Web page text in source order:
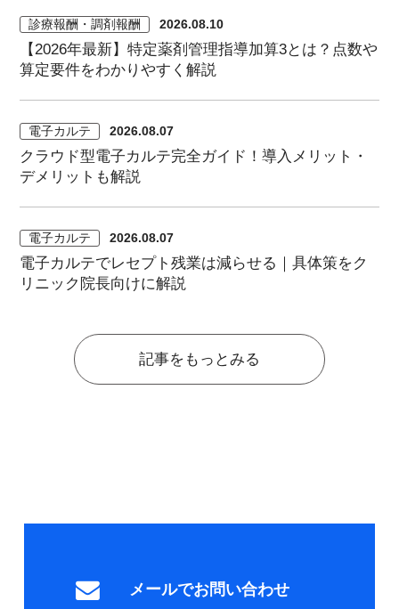
診療報酬・調剤報酬 2026.08.10
【2026年最新】特定薬剤管理指導加算3とは？点数や
算定要件をわかりやすく解説
電子カルテ 2026.08.07
クラウド型電子カルテ完全ガイド！導入メリット・
デメリットも解説
電子カルテ 2026.08.07
電子カルテでレセプト残業は減らせる｜具体策をク
リニック院長向けに解説
記事をもっとみる
メールでお問い合わせ